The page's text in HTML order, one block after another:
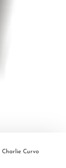
Charlie Curvo